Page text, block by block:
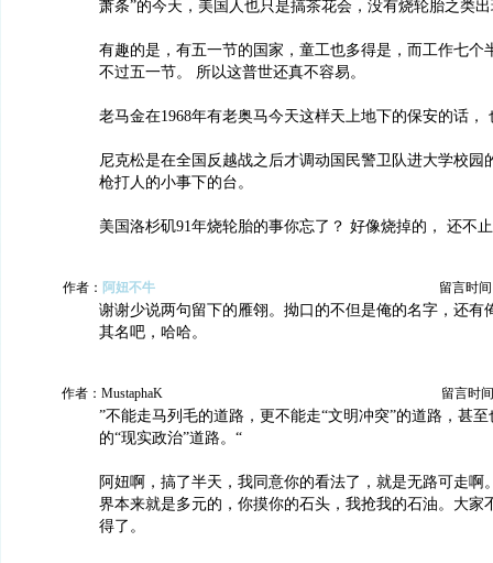
萧条”的今天，美国人也只是搞茶花会，没有烧轮胎之类出
有趣的是，有五一节的国家，童工也多得是，而工作七个
不过五一节。 所以这普世还真不容易。
老马金在1968年有老奥马今天这样天上地下的保安的话，
尼克松是在全国反越战之后才调动国民警卫队进大学校园
枪打人的小事下的台。
美国洛杉矶91年烧轮胎的事你忘了？ 好像烧掉的， 还不
作者： 阿妞不牛 留言时间
谢谢少说两句留下的雁翎。拗口的不但是俺的名字，还有
其名吧，哈哈。
作者：MustaphaK 留言时
”不能走马列毛的道路，更不能走“文明冲突”的道路，甚
的“现实政治”道路。“
阿妞啊，搞了半天，我同意你的看法了，就是无路可走啊
界本来就是多元的，你摸你的石头，我抢我的石油。大家
得了。